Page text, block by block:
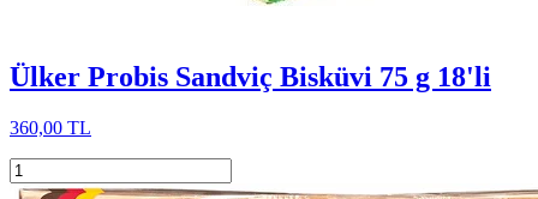
Ülker Probis Sandviç Bisküvi 75 g 18'li
360,00 TL